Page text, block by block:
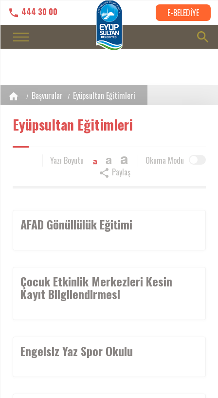
444 30 00 E-BELEDİYE
Başvurular Eyüpsultan Eğitimleri
Eyüpsultan Eğitimleri
Okuma Modu
Yazı Boyutu a a a
Paylaş
AFAD Gönüllülük Eğitimi
Çocuk Etkinlik Merkezleri Kesin
Kayıt Bilgilendirmesi
Engelsiz Yaz Spor Okulu